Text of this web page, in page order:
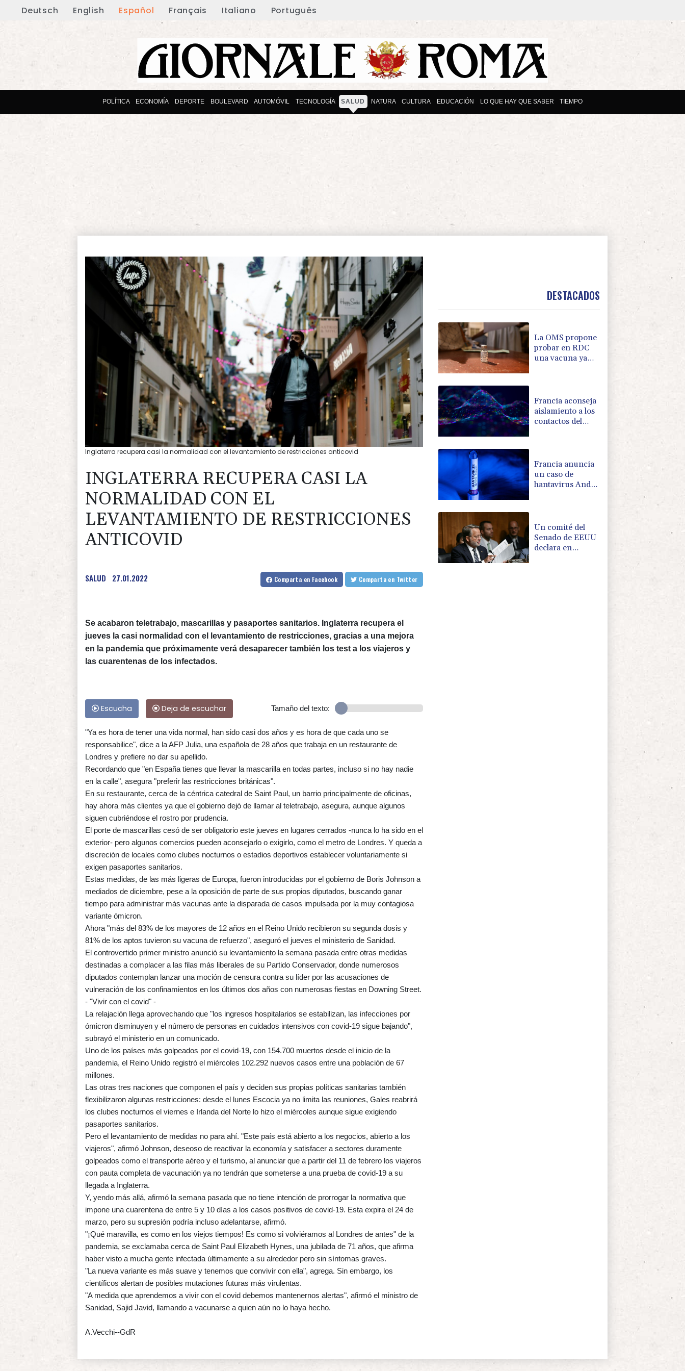
Deutsch English Español Français Italiano Português
POLÍTICA ECONOMÍA DEPORTE BOULEVARD AUTOMÓVIL TECNOLOGÍA SALUD NATURA CULTURA EDUCACIÓN LO QUE HAY QUE SABER TIEMPO
Inglaterra recupera casi la normalidad con el levantamiento de restricciones anticovid
INGLATERRA RECUPERA CASI LA
NORMALIDAD CON EL
LEVANTAMIENTO DE RESTRICCIONES
ANTICOVID
SALUD 27.01.2022 Comparta en Facebook Comparta en Twitter
Se acabaron teletrabajo, mascarillas y pasaportes sanitarios. Inglaterra recupera el
jueves la casi normalidad con el levantamiento de restricciones, gracias a una mejora
en la pandemia que próximamente verá desaparecer también los test a los viajeros y
las cuarentenas de los infectados.
Escucha Deja de escuchar Tamaño del texto:
"Ya es hora de tener una vida normal, han sido casi dos años y es hora de que cada uno se
responsabilice", dice a la AFP Julia, una española de 28 años que trabaja en un restaurante de
Londres y prefiere no dar su apellido.
Recordando que "en España tienes que llevar la mascarilla en todas partes, incluso si no hay nadie
en la calle", asegura "preferir las restricciones británicas".
En su restaurante, cerca de la céntrica catedral de Saint Paul, un barrio principalmente de oficinas,
hay ahora más clientes ya que el gobierno dejó de llamar al teletrabajo, asegura, aunque algunos
siguen cubriéndose el rostro por prudencia.
El porte de mascarillas cesó de ser obligatorio este jueves en lugares cerrados -nunca lo ha sido en el
exterior- pero algunos comercios pueden aconsejarlo o exigirlo, como el metro de Londres. Y queda a
discreción de locales como clubes nocturnos o estadios deportivos establecer voluntariamente si
exigen pasaportes sanitarios.
Estas medidas, de las más ligeras de Europa, fueron introducidas por el gobierno de Boris Johnson a
mediados de diciembre, pese a la oposición de parte de sus propios diputados, buscando ganar
tiempo para administrar más vacunas ante la disparada de casos impulsada por la muy contagiosa
variante ómicron.
Ahora "más del 83% de los mayores de 12 años en el Reino Unido recibieron su segunda dosis y
81% de los aptos tuvieron su vacuna de refuerzo", aseguró el jueves el ministerio de Sanidad.
El controvertido primer ministro anunció su levantamiento la semana pasada entre otras medidas
destinadas a complacer a las filas más liberales de su Partido Conservador, donde numerosos
diputados contemplan lanzar una moción de censura contra su líder por las acusaciones de
vulneración de los confinamientos en los últimos dos años con numerosas fiestas en Downing Street.
- "Vivir con el covid" -
La relajación llega aprovechando que "los ingresos hospitalarios se estabilizan, las infecciones por
ómicron disminuyen y el número de personas en cuidados intensivos con covid-19 sigue bajando",
subrayó el ministerio en un comunicado.
Uno de los países más golpeados por el covid-19, con 154.700 muertos desde el inicio de la
pandemia, el Reino Unido registró el miércoles 102.292 nuevos casos entre una población de 67
millones.
Las otras tres naciones que componen el país y deciden sus propias políticas sanitarias también
flexibilizaron algunas restricciones: desde el lunes Escocia ya no limita las reuniones, Gales reabrirá
los clubes nocturnos el viernes e Irlanda del Norte lo hizo el miércoles aunque sigue exigiendo
pasaportes sanitarios.
Pero el levantamiento de medidas no para ahí. "Este país está abierto a los negocios, abierto a los
viajeros", afirmó Johnson, deseoso de reactivar la economía y satisfacer a sectores duramente
golpeados como el transporte aéreo y el turismo, al anunciar que a partir del 11 de febrero los viajeros
con pauta completa de vacunación ya no tendrán que someterse a una prueba de covid-19 a su
llegada a Inglaterra.
Y, yendo más allá, afirmó la semana pasada que no tiene intención de prorrogar la normativa que
impone una cuarentena de entre 5 y 10 días a los casos positivos de covid-19. Esta expira el 24 de
marzo, pero su supresión podría incluso adelantarse, afirmó.
"¡Qué maravilla, es como en los viejos tiempos! Es como si volviéramos al Londres de antes" de la
pandemia, se exclamaba cerca de Saint Paul Elizabeth Hynes, una jubilada de 71 años, que afirma
haber visto a mucha gente infectada últimamente a su alrededor pero sin síntomas graves.
"La nueva variante es más suave y tenemos que convivir con ella", agrega. Sin embargo, los
científicos alertan de posibles mutaciones futuras más virulentas.
"A medida que aprendemos a vivir con el covid debemos mantenernos alertas", afirmó el ministro de
Sanidad, Sajid Javid, llamando a vacunarse a quien aún no lo haya hecho.
A.Vecchi--GdR
DESTACADOS
La OMS propone
probar en RDC
una vacuna ya
Francia aconseja
aislamiento a los
contactos del
Francia anuncia
un caso de
hantavirus Andes
Un comité del
Senado de EEUU
declara en